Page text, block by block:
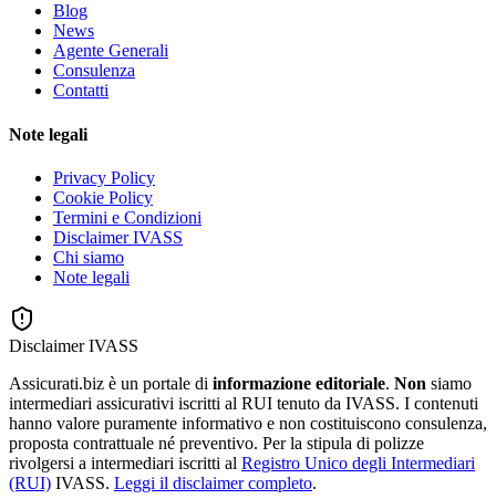
Blog
News
Agente Generali
Consulenza
Contatti
Note legali
Privacy Policy
Cookie Policy
Termini e Condizioni
Disclaimer IVASS
Chi siamo
Note legali
Disclaimer IVASS
Assicurati.biz è un portale di informazione editoriale. Non siamo
intermediari assicurativi iscritti al RUI tenuto da IVASS. I contenuti
hanno valore puramente informativo e non costituiscono consulenza,
proposta contrattuale né preventivo. Per la stipula di polizze
rivolgersi a intermediari iscritti al Registro Unico degli Intermediari
(RUI) IVASS. Leggi il disclaimer completo.